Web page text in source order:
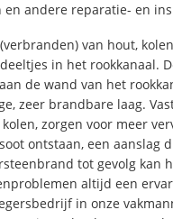
en andere reparatie- en
van hout,
in het rookkanaal.
de wand van het
zeer brandbare laag.
zorgen voor meer
ontstaan, een aanslag
tot gevolg kan
altijd een
in onze